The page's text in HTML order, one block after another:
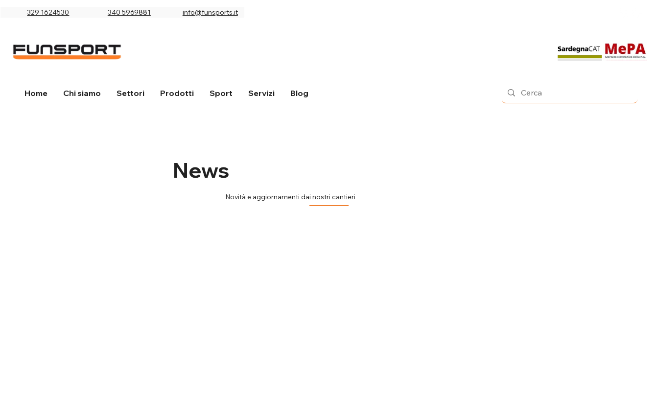
329 1624530 340 5969881 info@funsports.it
Home Chi siamo Settori Prodotti Sport Servizi Blog
News
Novità e aggiornamenti dai nostri cantieri